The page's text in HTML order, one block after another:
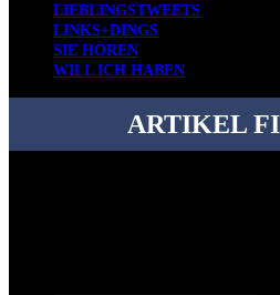
LIEBLINGSTWEETS
LINKS+DINGS
SIE HÖREN
WILL ICH HABEN
ARTIKEL